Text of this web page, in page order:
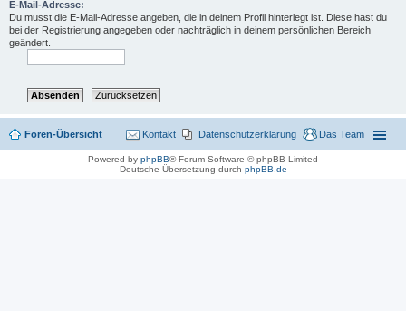
E-Mail-Adresse:
Du musst die E-Mail-Adresse angeben, die in deinem Profil hinterlegt ist. Diese hast du
bei der Registrierung angegeben oder nachträglich in deinem persönlichen Bereich
geändert.
Foren-Übersicht Das Team
Datenschutzerklärung
Kontakt
Powered by phpBB® Forum Software © phpBB Limited
Deutsche Übersetzung durch phpBB.de